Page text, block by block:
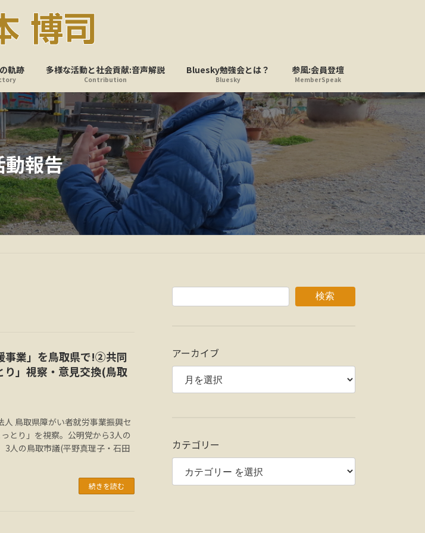
軌跡 多様な活動と社会貢献:音声解説
Contribution
Bluesky勉強会とは？
Bluesky
参風:会員登壇
MemberSpeak
動報告
事業」を鳥取県で!②共同
」視察・意見交換(鳥取
鳥取県障がい者就労事業振興セ
とり」を視察。公明党から3人の
3人の鳥取市議(平野真理子・石田
続きを読む
検索
アーカイブ
カテゴリー